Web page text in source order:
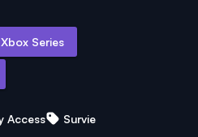
Xbox Series
Access Survie